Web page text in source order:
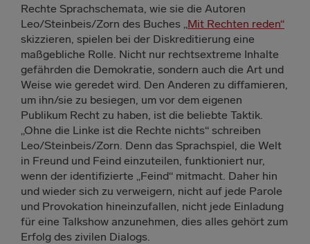
Rechte Sprachschemata, wie sie die Autoren
Leo/Steinbeis/Zorn des Buches „ Mit Rechten reden“
skizzieren, spielen bei der Diskreditierung eine
maßgebliche Rolle. Nicht nur rechtsextreme Inhalte
gefährden die Demokratie, sondern auch die Art und
Weise wie geredet wird. Den Anderen zu diffamieren,
um ihn/sie zu besiegen, um vor dem eigenen
Publikum Recht zu haben, ist die beliebte Taktik.
„Ohne die Linke ist die Rechte nichts“ schreiben
Leo/Steinbeis/Zorn. Denn das Sprachspiel, die Welt
in Freund und Feind einzuteilen, funktioniert nur,
wenn der identifizierte „Feind“ mitmacht. Daher hin
und wieder sich zu verweigern, nicht auf jede Parole
und Provokation hineinzufallen, nicht jede Einladung
für eine Talkshow anzunehmen, dies alles gehört zum
Erfolg des zivilen Dialogs.